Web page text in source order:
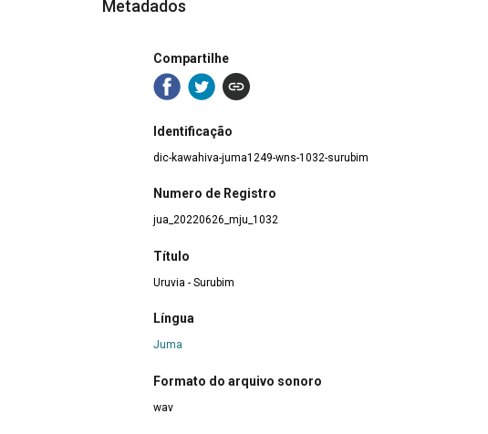
Metadados
Compartilhe
Identificação
dic-kawahiva-juma1249-wns-1032-surubim
Numero de Registro
jua_20220626_mju_1032
Título
Uruvia - Surubim
Língua
Juma
Formato do arquivo sonoro
wav